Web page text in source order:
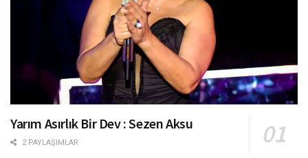
Yarım Asırlık Bir Dev : Sezen Aksu
2 PAYLAŞIMLAR